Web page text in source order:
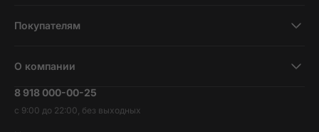
Планшеты
Наушники и колонки
Покупателям
Трейд-ин
Гарантия и возврат
О компании
Вакансии
Контакты
8 918 000-00-25
с 9:00 до 22:00, без выходных